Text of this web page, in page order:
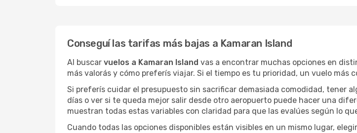
Conseguí las tarifas más bajas a Kamaran Island
Al buscar vuelos a Kamaran Island vas a encontrar muchas opciones en
más valorás y cómo preferís viajar. Si el tiempo es tu prioridad, un vuelo más
Si preferís cuidar el presupuesto sin sacrificar demasiada comodidad, tener
días o ver si te queda mejor salir desde otro aeropuerto puede hacer una
muestran todas estas variables con claridad para que las evalúes según lo
Cuando todas las opciones disponibles están visibles en un mismo lugar,